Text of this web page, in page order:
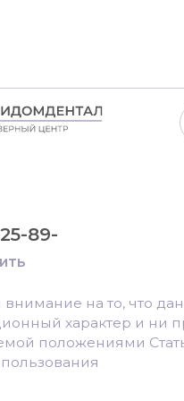
на то, что данный
характер и ни при
положениями Статьи